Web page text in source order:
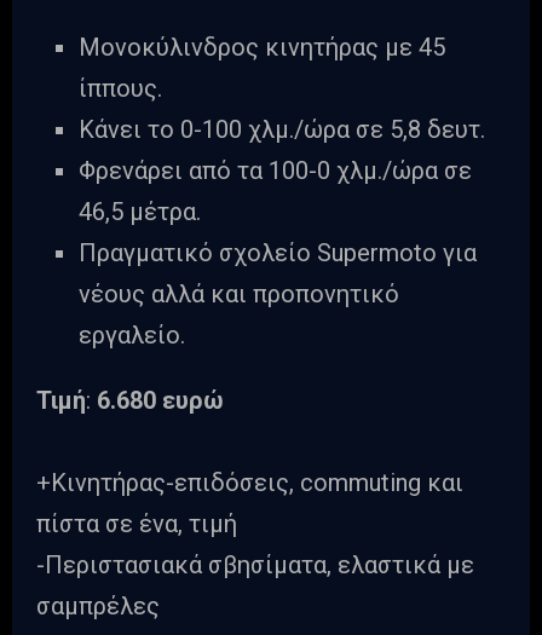
Μονοκύλινδρος κινητήρας με 45
ίππους.
Κάνει το 0-100 χλμ./ώρα σε 5,8 δευτ.
Φρενάρει από τα 100-0 χλμ./ώρα σε
46,5 μέτρα.
Πραγματικό σχολείο Supermoto για
νέους αλλά και προπονητικό
εργαλείο.
Τιμή: 6.680 ευρώ
+Κινητήρας-επιδόσεις, commuting και
πίστα σε ένα, τιμή
-Περιστασιακά σβησίματα, ελαστικά με
σαμπρέλες